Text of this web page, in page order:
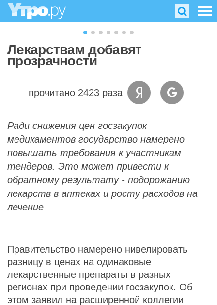
Лекарствам добавят
прозрачности
прочитано 2423 раза
Ради снижения цен госзакупок
медикаментов государство намерено
повышать требования к участникам
тендеров. Это может привести к
обратному результату - подорожанию
лекарств в аптеках и росту расходов на
лечение
Правительство намерено нивелировать
разницу в ценах на одинаковые
лекарственные препараты в разных
регионах при проведении госзакупок. Об
этом заявил на расширенной коллегии